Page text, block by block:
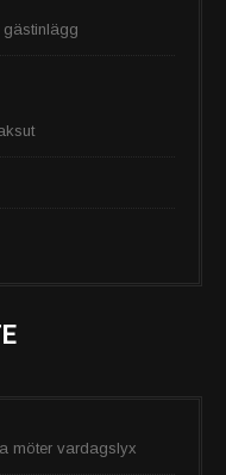
gästinlägg
möter vardagslyx